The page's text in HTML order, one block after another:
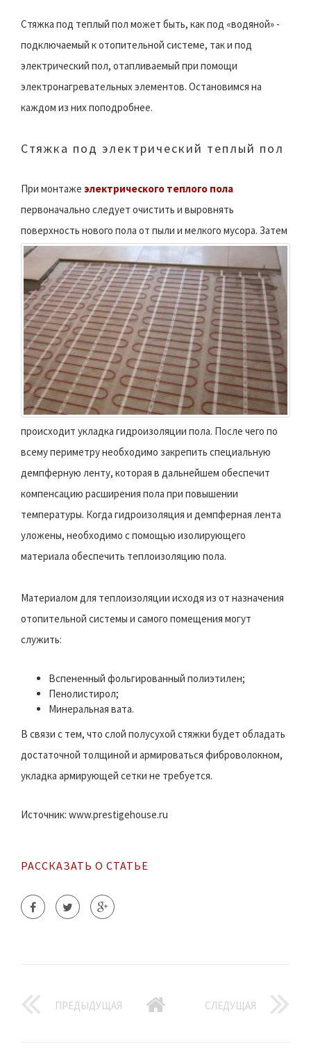
Стяжка под теплый пол может быть, как под «водяной» -
подключаемый к отопительной системе, так и под
электрический пол, отапливаемый при помощи
электронагревательных элементов. Остановимся на
каждом из них поподробнее.
Стяжка под электрический теплый пол
При монтаже электрического теплого пола
первоначально следует очистить и выровнять
поверхность нового пола от пыли и мелкого мусора. Затем
происходит укладка гидроизоляции пола. После чего по
всему периметру необходимо закрепить специальную
демпферную ленту, которая в дальнейшем обеспечит
компенсацию расширения пола при повышении
температуры. Когда гидроизоляция и демпферная лента
уложены, необходимо с помощью изолирующего
материала обеспечить теплоизоляцию пола.
Материалом для теплоизоляции исходя из от назначения
отопительной системы и самого помещения могут
служить:
Вспененный фольгированный полиэтилен;
Пенолистирол;
Минеральная вата.
В связи с тем, что слой полусухой стяжки будет обладать
достаточной толщиной и армироваться фиброволокном,
укладка армирующей сетки не требуется.
Источник: www.prestigehouse.ru
РАССКАЗАТЬ О СТАТЬЕ
ПРЕДЫДУЩАЯ СЛЕДУЩАЯ